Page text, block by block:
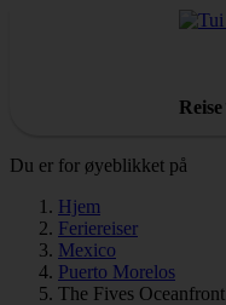
Reise
Du er for øyeblikket på
Hjem
Feriereiser
Mexico
Puerto Morelos
The Fives Oceanfront